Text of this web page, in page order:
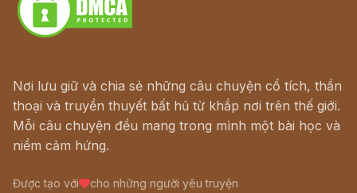
Nơi lưu giữ và chia sẻ những câu chuyện cổ tích, thần
thoại và truyền thuyết bất hủ từ khắp nơi trên thế giới.
Mỗi câu chuyện đều mang trong mình một bài học và
niềm cảm hứng.
Được tạo với cho những người yêu truyện